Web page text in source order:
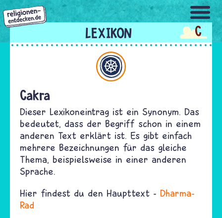
Direkt
zum
Inhalt
C
Cakra
Dieser Lexikoneintrag ist ein Synonym. Das
bedeutet, dass der Begriff schon in einem
anderen Text erklärt ist. Es gibt einfach
mehrere Bezeichnungen für das gleiche
Thema, beispielsweise in einer anderen
Sprache.
Hier findest du den Haupttext - Dharma-
Rad